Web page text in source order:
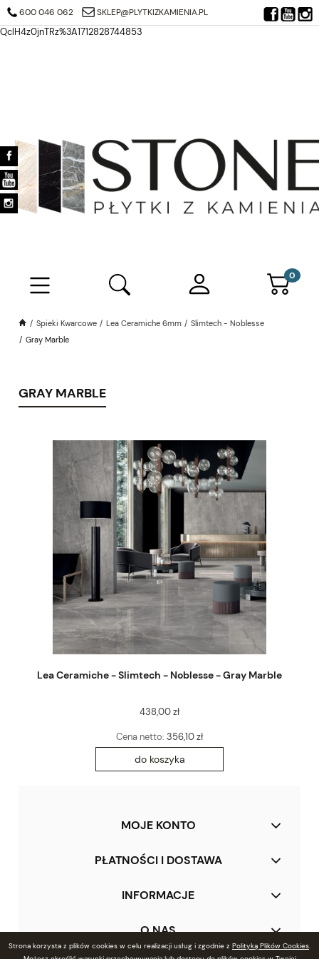
https://search.google.com/search-console/verification-download?
QclH4z0jnTRz%3A1712828744853
Strona korzysta z plików cookies w celu realizacji usług i zgodnie z Polityką Plików Cookies.
600 046 062 SKLEP@PLYTKIZKAMIENIA.PL
Spieki Kwarcowe Lea Ceramiche 6mm
Slimtech - Noblesse
Gray Marble
GRAY MARBLE
Lea Ceramiche - Slimtech - Noblesse - Gray Marble
438,00 zł
Cena netto: 356,10 zł
do koszyka
MOJE KONTO
PŁATNOŚCI I DOSTAWA
INFORMACJE
O NAS